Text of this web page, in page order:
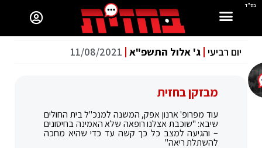
בס"ד
יום רביעי ג' אלול התשפ"א 11/08/2021
מבזקן בחזית
עוד מפרופ' ארנון אפק, המשנה למנכ"ל בית החולים
שיבא: "שוכבת אצלנו רופאה שלא האמינה בחיסונים
– והגיעה למצב כל כך קשה עד כדי שהיא מחכה
להשתלת ריאה"